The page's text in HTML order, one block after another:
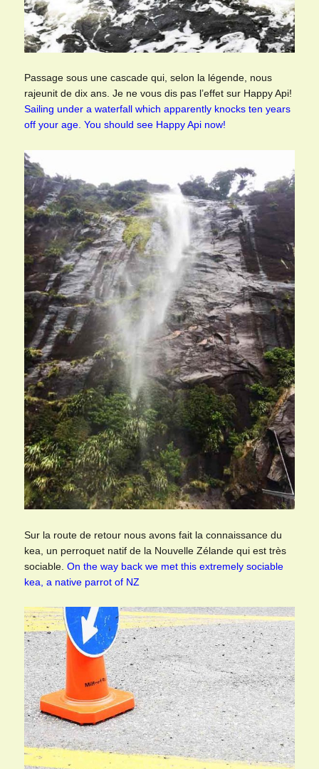
Passage sous une cascade qui, selon la légende, nous
rajeunit de dix ans. Je ne vous dis pas l’effet sur Happy Api!
Sailing under a waterfall which apparently knocks ten years
off your age. You should see Happy Api now!
Sur la route de retour nous avons fait la connaissance du
kea, un perroquet natif de la Nouvelle Zélande qui est très
sociable.On the way back we met this extremely sociable
kea, a native parrot of NZ